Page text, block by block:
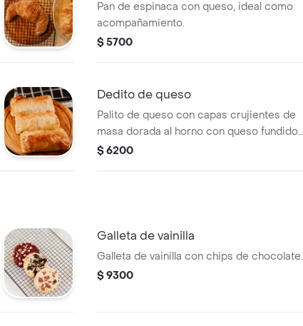
Pan de espinaca con queso, ideal como
acompañamiento.
$ 5700
Dedito de queso
Palito de queso con capas crujientes de
masa dorada al horno con queso fundido
en el centro. simple, delicado y lleno de
$ 6200
Galleta de vainilla
Galleta de vainilla con chips de chocolate.
$ 9300